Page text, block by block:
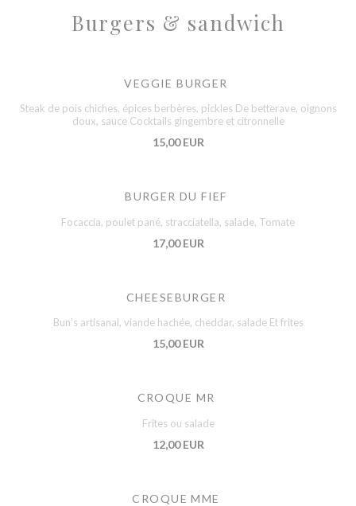
Burgers & sandwich
VEGGIE BURGER
Steak de pois chiches, épices berbères, pickles De betterave, oignons
doux, sauce Cocktails gingembre et citronnelle
15,00 EUR
BURGER DU FIEF
Focaccia, poulet pané, stracciatella, salade, Tomate
17,00 EUR
CHEESEBURGER
Bun’s artisanal, viande hachée, cheddar, salade Et frites
15,00 EUR
CROQUE MR
Frites ou salade
12,00 EUR
CROQUE MME